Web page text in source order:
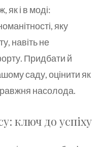
як і в моді:
яку
навіть не
Придбати й
саду, оцінити як
насолода.
ключ до успіху